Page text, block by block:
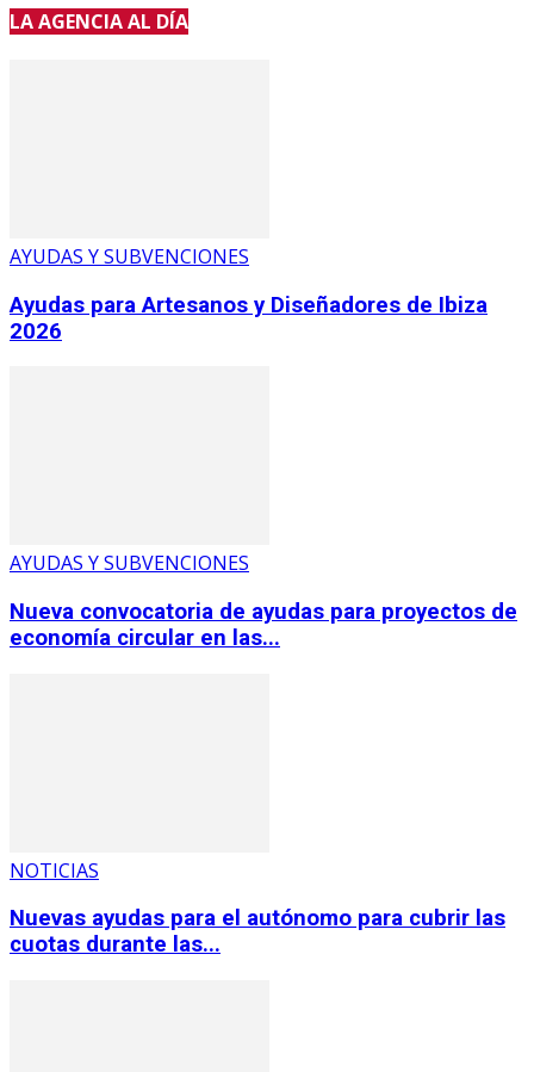
LA AGENCIA AL DÍA
AYUDAS Y SUBVENCIONES
Ayudas para Artesanos y Diseñadores de Ibiza
2026
AYUDAS Y SUBVENCIONES
Nueva convocatoria de ayudas para proyectos de
economía circular en las...
NOTICIAS
Nuevas ayudas para el autónomo para cubrir las
cuotas durante las...